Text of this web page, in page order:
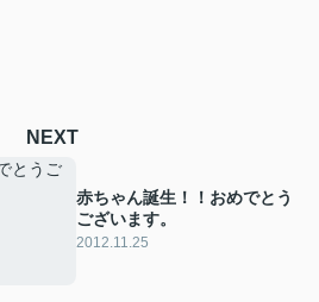
NEXT
赤ちゃん誕生！！おめでとう
ございます。
2012.11.25